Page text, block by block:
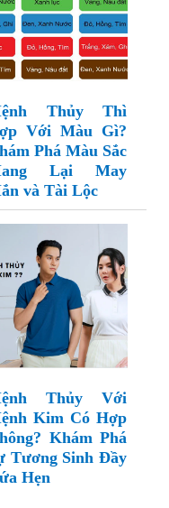
Thủy Thì
Với Màu Gì?
Phá Màu Sắc
Lại May
và Tài Lộc
Thủy Với
Kim Có Hợp
Khám Phá
Tương Sinh Đầy
Hẹn